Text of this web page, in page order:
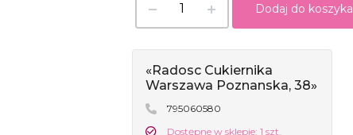
Dodaj do koszyka
«Radosc Cukiernika
Warszawa Poznanska, 38»
795060580
Dostępne w sklepie: 1 szt.